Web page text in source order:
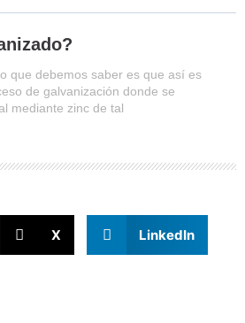
que debemos saber es que así es
de galvanización donde se
mediante zinc de tal
X LinkedIn